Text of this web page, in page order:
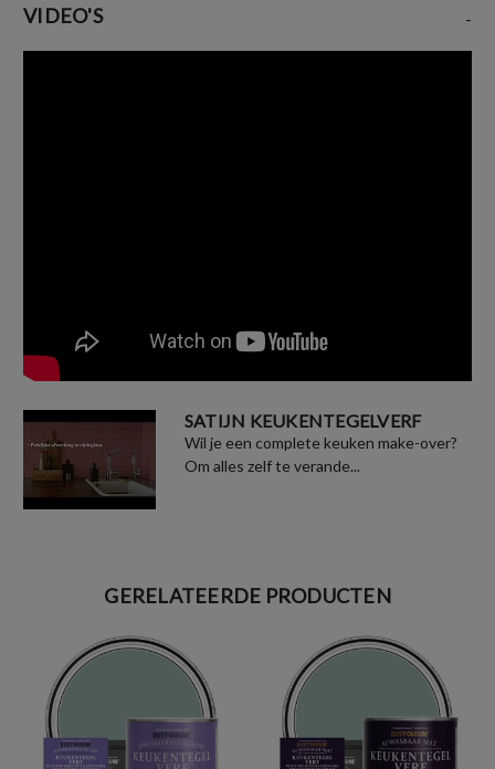
VIDEO'S -
SATIJN KEUKENTEGELVERF
Wil je een complete keuken make-over?
Om alles zelf te verande...
GERELATEERDE PRODUCTEN